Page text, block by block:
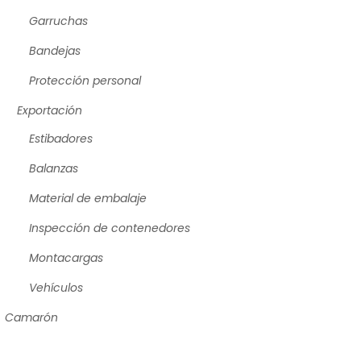
Garruchas
Bandejas
Protección personal
Exportación
Estibadores
Balanzas
Material de embalaje
Inspección de contenedores
Montacargas
Vehículos
Camarón